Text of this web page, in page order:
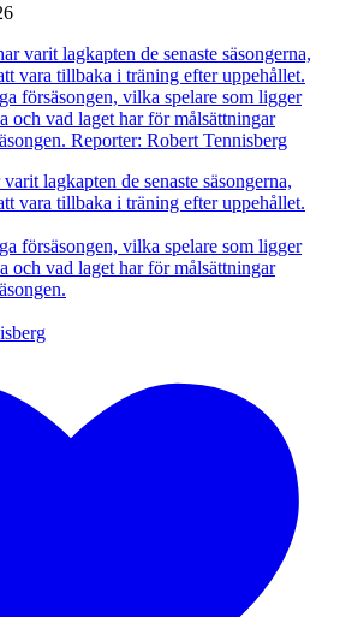
lagkapten de senaste säsongerna,
vara tillbaka i träning efter uppehållet.
försäsongen, vilka spelare som ligger
och vad laget har för målsättningar